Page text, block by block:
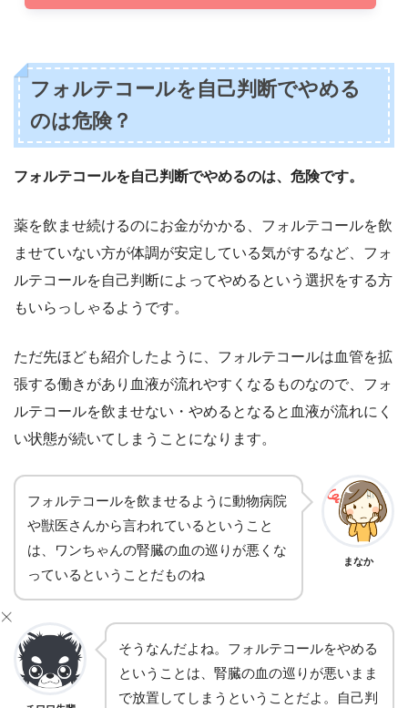
フォルテコールを自己判断でやめる
のは危険？
フォルテコールを自己判断でやめるのは、危険です。
薬を飲ませ続けるのにお金がかかる、フォルテコールを飲
ませていない方が体調が安定している気がするなど、フォ
ルテコールを自己判断によってやめるという選択をする方
もいらっしゃるようです。
ただ先ほども紹介したように、フォルテコールは血管を拡
張する働きがあり血液が流れやすくなるものなので、フォ
ルテコールを飲ませない・やめるとなると血液が流れにく
い状態が続いてしまうことになります。
フォルテコールを飲ませるように動物病院
や獣医さんから言われているということ
は、ワンちゃんの腎臓の血の巡りが悪くな
っているということだものね
まなか
そうなんだよね。フォルテコールをやめる
ということは、腎臓の血の巡りが悪いまま
で放置してしまうということだよ。自己判